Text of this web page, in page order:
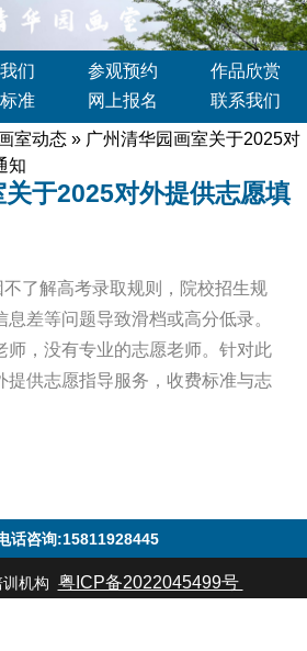
们 参观预约
作品欣赏
准 网上报名 联系我们
室动态 » 广州清华园画室关于2025对
知
于2025对外提供志愿填
了解高考录取规则，院校招生规
差等问题导致滑档或高分低录。
师，没有专业的志愿老师。针对此
提供志愿指导服务，收费标准与志
话咨询:15811928445
机构 粤ICP备2022045499号